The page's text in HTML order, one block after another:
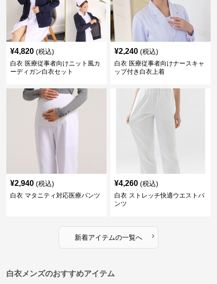
¥4,820 (税込)
白衣 医療従事者向けニット風カ
ーディガン白衣セット
¥2,240 (税込)
白衣 医療従事者向けナースキャ
ップ付き白衣上着
¥2,940 (税込)
白衣 マタニティ対応医療パンツ
¥4,260 (税込)
白衣 ストレッチ快適ウエストパ
ンツ
新着アイテムの一覧へ ›
白衣メンズのおすすめアイテム